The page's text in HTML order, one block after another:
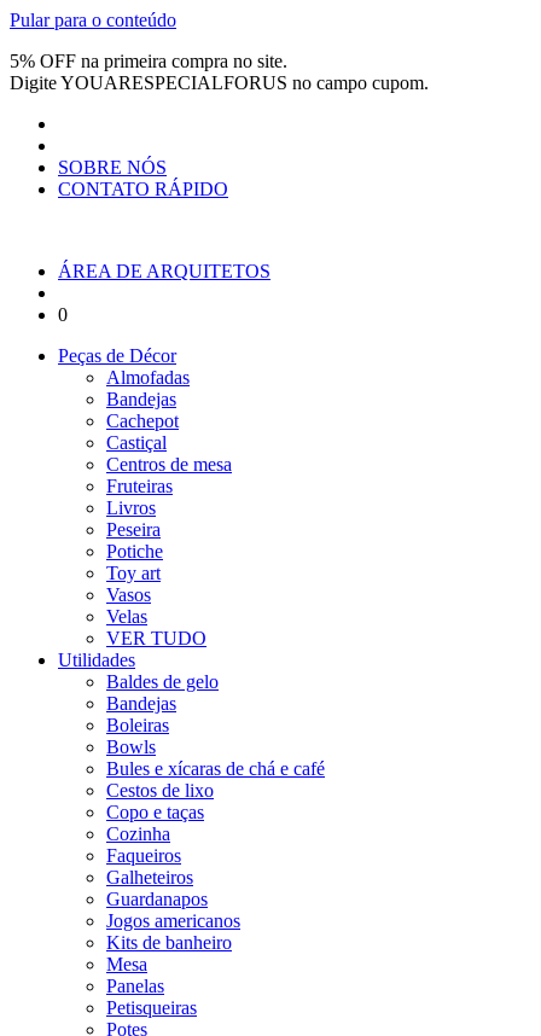
Pular para o conteúdo
5% OFF na primeira compra no site.
DigiteYOUARESPECIALFORUS no campo cupom.
SOBRE NÓS
CONTATO RÁPIDO
ÁREA DE ARQUITETOS
0
Peças de Décor
Almofadas
Bandejas
Cachepot
Castiçal
Centros de mesa
Fruteiras
Livros
Peseira
Potiche
Toy art
Vasos
Velas
VER TUDO
Utilidades
Baldes de gelo
Bandejas
Boleiras
Bowls
Bules e xícaras de chá e café
Cestos de lixo
Copo e taças
Cozinha
Faqueiros
Galheteiros
Guardanapos
Jogos americanos
Kits de banheiro
Mesa
Panelas
Petisqueiras
Potes